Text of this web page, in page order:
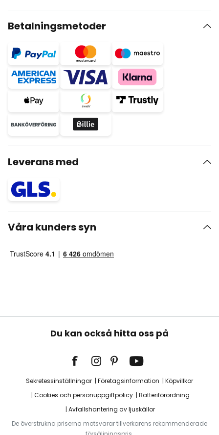
Betalningsmetoder
Leverans med
Våra kunders syn
Du kan också hitta oss på
Sekretessinställningar Företagsinformation
Köpvillkor
Cookies och personuppgiftpolicy
Batteriförordning
Avfallshantering av ljuskällor
De överstrukna priserna motsvarar tillverkarens rekommenderade